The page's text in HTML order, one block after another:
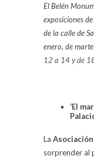
El Belén
exposiciones
de la calle de
enero, de
12 a 14 y de
‘El
La
sorprender al